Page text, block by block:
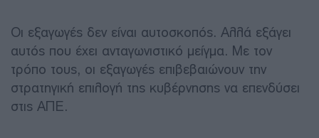
Οι εξαγωγές δεν είναι αυτοσκοπός. Αλλά εξάγει
αυτός που έχει ανταγωνιστικό μείγμα. Με τον
τρόπο τους, οι εξαγωγές επιβεβαιώνουν την
στρατηγική επιλογή της κυβέρνησης να επενδύσει
στις ΑΠΕ.